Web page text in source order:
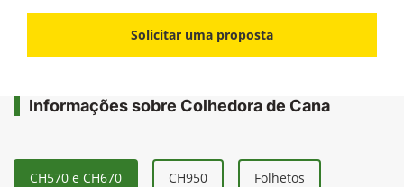
Solicitar uma proposta
Informações sobre Colhedora de Cana
CH570 e CH670 CH950 Folhetos